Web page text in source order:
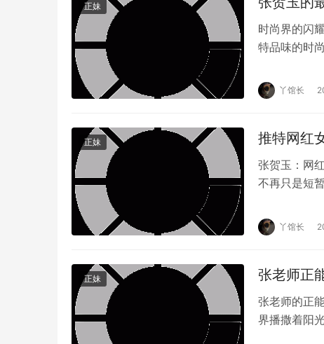
正妹
时尚界的闪
特品味的时
丫馆长
正妹 推特网红
张贺玉：网
不再只是短
丫馆长
正妹 张老师正
张老师的正
界播撒着阳